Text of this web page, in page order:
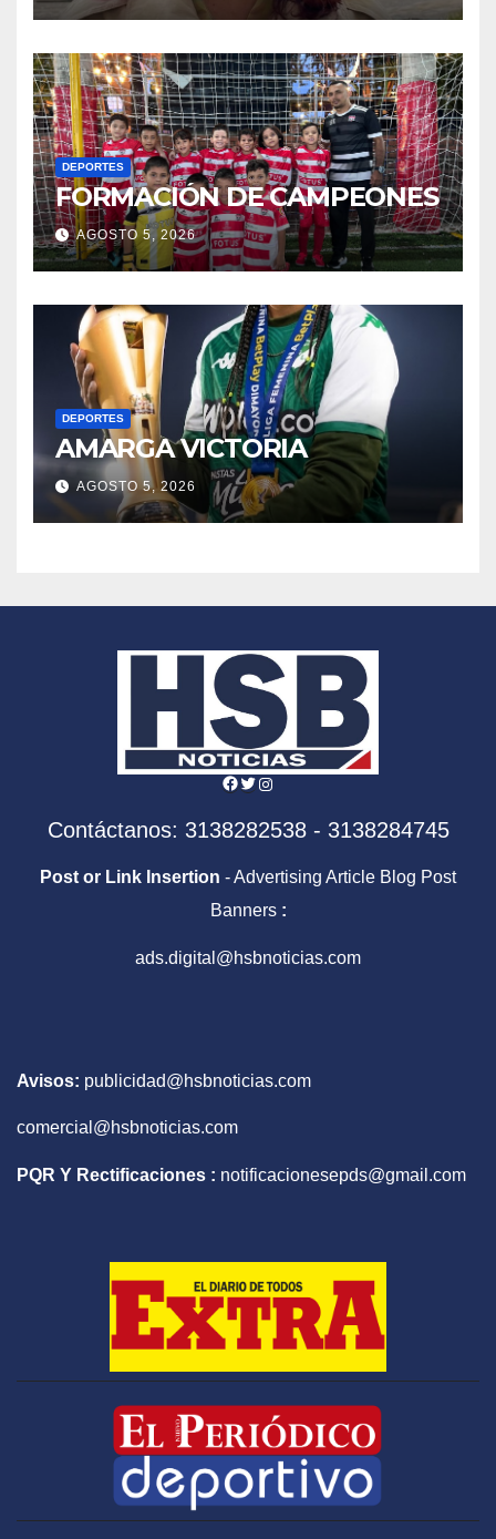
DEPORTES
FORMACIÓN DE CAMPEONES
AGOSTO 5, 2026
DEPORTES
AMARGA VICTORIA
AGOSTO 5, 2026
Facebook
Twitter
Instagram
Contáctanos: 3138282538 - 3138284745
Post or Link Insertion - Advertising Article Blog Post
Banners :
ads.digital@hsbnoticias.com
Avisos: publicidad@hsbnoticias.com
comercial@hsbnoticias.com
PQR Y Rectificaciones : notificacionesepds@gmail.com